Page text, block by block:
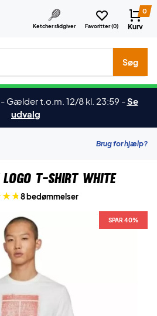
Ketcher rådgiver Favoritter (0)
0
Kurv
mærker etc.
Søg
- Gælder t.o.m. 12/8 kl. 23:59 -Se
udvalg
Brug for hjælp?
T-shirt White
8 bedømmelser
SPAR 40%
SPAR 40%
SPAR 40%
SPAR 40%